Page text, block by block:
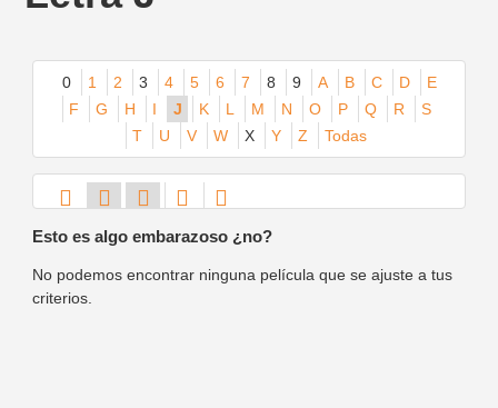
0 1 2 3 4 5 6 7 8 9 A B C D
E
F
G H I J K L M N O P Q R
S
T
U V W X Y Z Todas
Esto es algo embarazoso ¿no?
No podemos encontrar ninguna película que se ajuste a tus
criterios.